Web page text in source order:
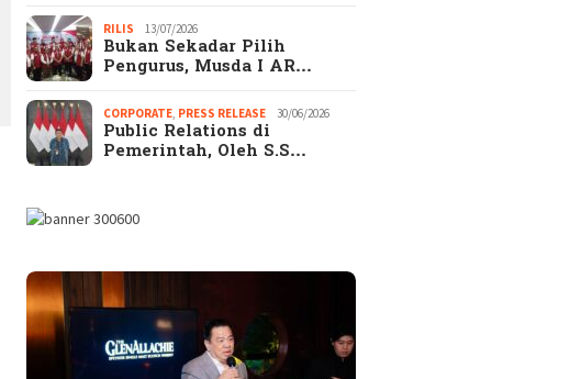
RILIS 13/07/2026
Bukan Sekadar Pilih
Pengurus, Musda I AR…
CORPORATE PRESS RELEASE 30/06/2026
Public Relations di
Pemerintah, Oleh S.S…